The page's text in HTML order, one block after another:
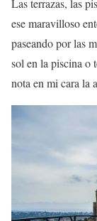
Las terrazas, las
ese maravilloso
paseando por las
sol en la piscina o
nota en mi cara la